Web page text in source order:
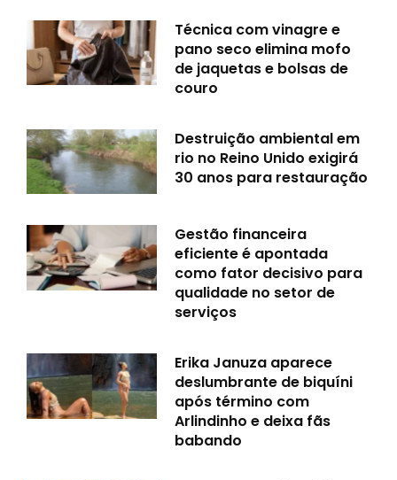
Técnica com vinagre e
pano seco elimina mofo
de jaquetas e bolsas de
couro
Destruição ambiental em
rio no Reino Unido exigirá
30 anos para restauração
Gestão financeira
eficiente é apontada
como fator decisivo para
qualidade no setor de
serviços
Erika Januza aparece
deslumbrante de biquíni
após término com
Arlindinho e deixa fãs
babando